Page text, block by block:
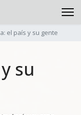
el país y su gente
su